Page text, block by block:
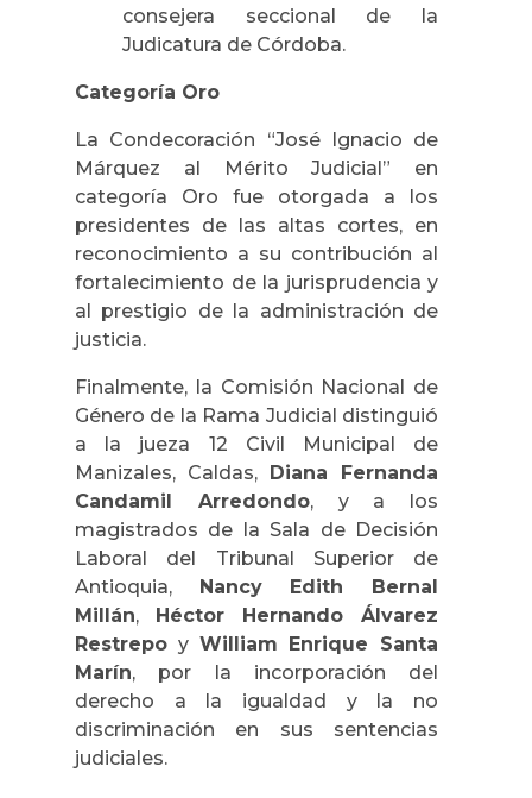
consejera seccional de la
Judicatura de Córdoba.
Categoría Oro
La Condecoración “José Ignacio de
Márquez al Mérito Judicial” en
categoría Oro fue otorgada a los
presidentes de las altas cortes, en
reconocimiento a su contribución al
fortalecimiento de la jurisprudencia y
al prestigio de la administración de
justicia.
Finalmente, la Comisión Nacional de
Género de la Rama Judicial distinguió
a la jueza 12 Civil Municipal de
Manizales, Caldas, Diana Fernanda
Candamil Arredondo, y a los
magistrados de la Sala de Decisión
Laboral del Tribunal Superior de
Antioquia, Nancy Edith Bernal
Millán, Héctor Hernando Álvarez
Restrepo y William Enrique Santa
Marín, por la incorporación del
derecho a la igualdad y la no
discriminación en sus sentencias
judiciales.